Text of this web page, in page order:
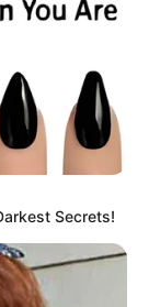
પાણીમાં
Secrets!